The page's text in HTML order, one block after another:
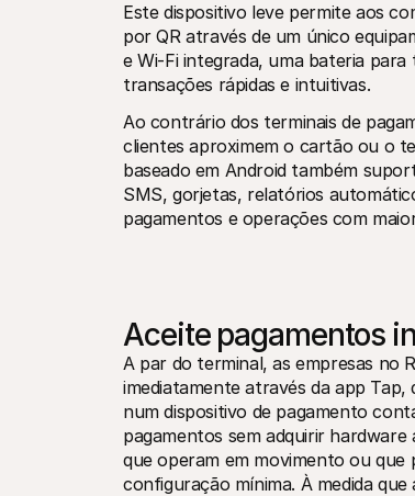
Este dispositivo leve permite aos
por QR através de um único
e Wi-Fi integrada, uma bateria
transações rápidas e intuitivas.
Ao contrário dos terminais de
clientes aproximem o cartão ou o
baseado em Android também
SMS, gorjetas, relatórios
pagamentos e operações com
Aceite pagamentos
A par do terminal, as empresas no
imediatamente através da app
num dispositivo de pagamento
pagamentos sem adquirir
que operam em movimento ou que
configuração mínima. À medida